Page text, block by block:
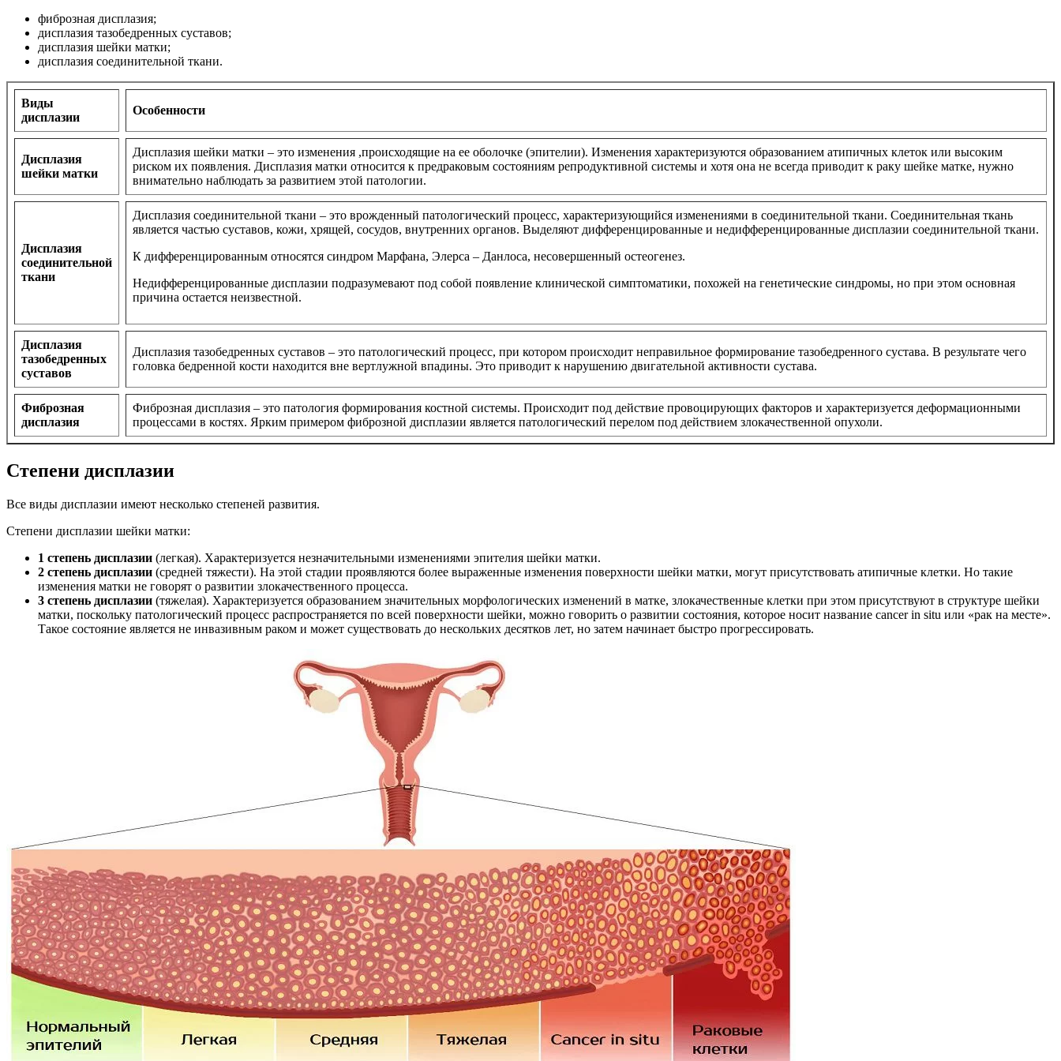
фиброзная дисплазия;
дисплазия тазобедренных суставов;
дисплазия шейки матки;
дисплазия соединительной ткани.
Виды
дисплазии
Особенности
Дисплазия
шейки матки
Дисплазия шейки матки – это изменения ,происходящие на ее оболочке (эпителии). Изменения характеризуются образованием атипичных клеток или высоким
риском их появления. Дисплазия матки относится к предраковым состояниям репродуктивной системы и хотя она не всегда приводит к раку шейке матке, нужно
внимательно наблюдать за развитием этой патологии.
Дисплазия
соединительной
ткани
Дисплазия соединительной ткани – это врожденный патологический процесс, характеризующийся изменениями в соединительной ткани. Соединительная ткань
является частью суставов, кожи, хрящей, сосудов, внутренних органов. Выделяют дифференцированные и недифференцированные дисплазии соединительной ткани.
К дифференцированным относятся синдром Марфана, Элерса – Данлоса, несовершенный остеогенез.
Недифференцированные дисплазии подразумевают под собой появление клинической симптоматики, похожей на генетические синдромы, но при этом основная
причина остается неизвестной.
Дисплазия
тазобедренных
суставов
Дисплазия тазобедренных суставов – это патологический процесс, при котором происходит неправильное формирование тазобедренного сустава. В результате чего
головка бедренной кости находится вне вертлужной впадины. Это приводит к нарушению двигательной активности сустава.
Фиброзная
дисплазия
Фиброзная дисплазия – это патология формирования костной системы. Происходит под действие провоцирующих факторов и характеризуется деформационными
процессами в костях. Ярким примером фиброзной дисплазии является патологический перелом под действием злокачественной опухоли.
Степени дисплазии
Все виды дисплазии имеют несколько степеней развития.
Степени дисплазии шейки матки:
1 степень дисплазии (легкая). Характеризуется незначительными изменениями эпителия шейки матки.
2 степень дисплазии (средней тяжести). На этой стадии проявляются более выраженные изменения поверхности шейки матки, могут присутствовать атипичные клетки. Но такие
изменения матки не говорят о развитии злокачественного процесса.
3 степень дисплазии (тяжелая). Характеризуется образованием значительных морфологических изменений в матке, злокачественные клетки при этом присутствуют в структуре шейки
матки, поскольку патологический процесс распространяется по всей поверхности шейки, можно говорить о развитии состояния, которое носит название cancer in situ или «рак на месте».
Такое состояние является не инвазивным раком и может существовать до нескольких десятков лет, но затем начинает быстро прогрессировать.